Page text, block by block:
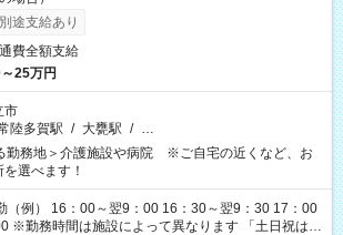
途支給あり
費全額支給
25万円
市
陸多賀駅 / 大甕駅 / …
勤務地＞介護施設や病院 ※ご自宅の近くなど、お
選べます！
（例） 16：00～翌9：00 16：30～翌9：30 17：00
勤務時間は施設によって異なります 「土日祝は休